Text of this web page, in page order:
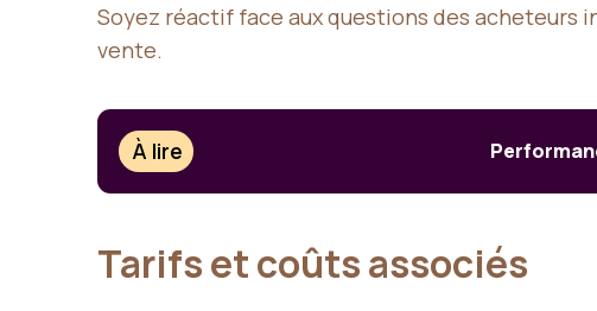
Soyez réactif face aux questions des acheteurs
vente.
À lire
Tarifs et coûts associés